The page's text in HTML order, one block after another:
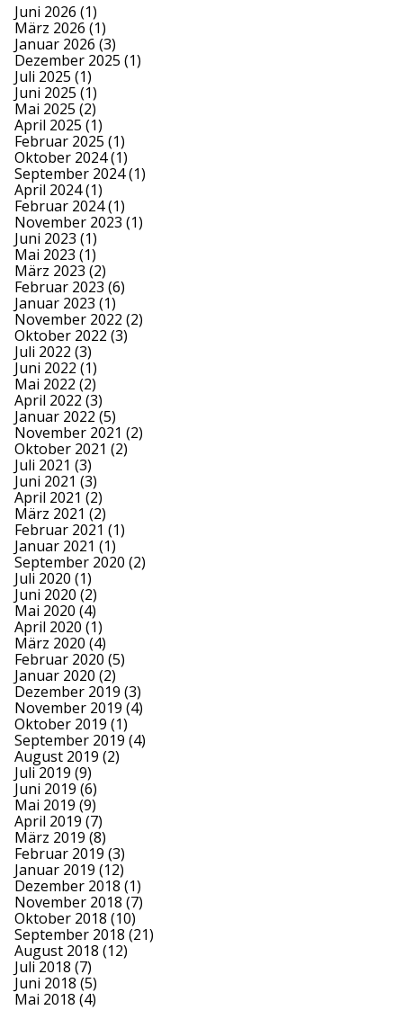
Juni 2026 (1)
März 2026 (1)
Januar 2026 (3)
Dezember 2025 (1)
Juli 2025 (1)
Juni 2025 (1)
Mai 2025 (2)
April 2025 (1)
Februar 2025 (1)
Oktober 2024(1)
September 2024(1)
April 2024(1)
Februar 2024(1)
November 2023 (1)
Juni 2023 (1)
Mai 2023 (1)
März 2023 (2)
Februar 2023 (6)
Januar 2023 (1)
November 2022 (2)
Oktober 2022 (3)
Juli 2022 (3)
Juni 2022 (1)
Mai 2022 (2)
April 2022 (3)
Januar 2022 (5)
November 2021 (2)
Oktober 2021 (2)
Juli 2021 (3)
Juni 2021 (3)
April 2021 (2)
März 2021 (2)
Februar 2021 (1)
Januar 2021 (1)
September 2020 (2)
Juli 2020 (1)
Juni 2020 (2)
Mai 2020 (4)
April 2020 (1)
März 2020 (4)
Februar 2020 (5)
Januar 2020 (2)
Dezember 2019 (3)
November 2019 (4)
Oktober 2019 (1)
September 2019 (4)
August 2019 (2)
Juli 2019 (9)
Juni 2019 (6)
Mai 2019 (9)
April 2019 (7)
März 2019 (8)
Februar 2019 (3)
Januar 2019 (12)
Dezember 2018 (1)
November 2018 (7)
Oktober 2018 (10)
September 2018 (21)
August 2018 (12)
Juli 2018 (7)
Juni 2018 (5)
Mai 2018 (4)